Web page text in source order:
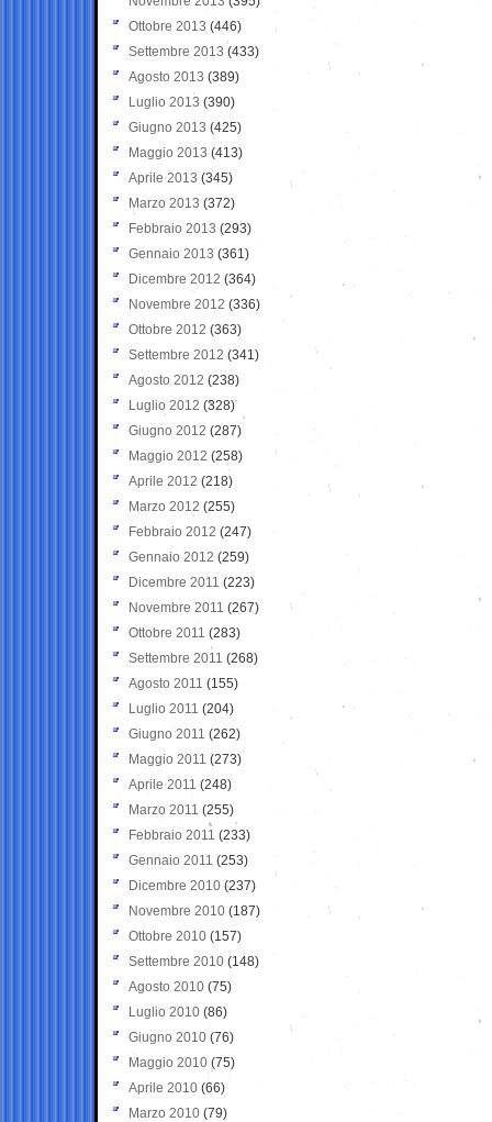
Ottobre 2013 (446)
Settembre 2013 (433)
Agosto 2013 (389)
Luglio 2013 (390)
Giugno 2013 (425)
Maggio 2013 (413)
Aprile 2013 (345)
Marzo 2013 (372)
Febbraio 2013 (293)
Gennaio 2013 (361)
Dicembre 2012 (364)
Novembre 2012 (336)
Ottobre 2012 (363)
Settembre 2012 (341)
Agosto 2012 (238)
Luglio 2012 (328)
Giugno 2012 (287)
Maggio 2012 (258)
Aprile 2012 (218)
Marzo 2012 (255)
Febbraio 2012 (247)
Gennaio 2012 (259)
Dicembre 2011 (223)
Novembre 2011 (267)
Ottobre 2011 (283)
Settembre 2011 (268)
Agosto 2011 (155)
Luglio 2011 (204)
Giugno 2011 (262)
Maggio 2011 (273)
Aprile 2011 (248)
Marzo 2011 (255)
Febbraio 2011 (233)
Gennaio 2011 (253)
Dicembre 2010 (237)
Novembre 2010 (187)
Ottobre 2010 (157)
Settembre 2010 (148)
Agosto 2010 (75)
Luglio 2010 (86)
Giugno 2010 (76)
Maggio 2010 (75)
Aprile 2010 (66)
Marzo 2010 (79)